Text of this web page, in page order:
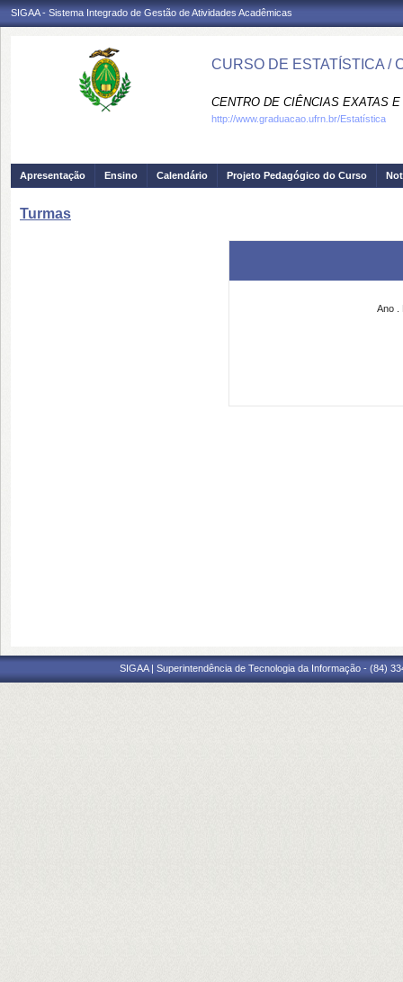
SIGAA - Sistema Integrado de Gestão de Atividades Acadêmicas
CURSO DE ESTATÍSTICA /
CENTRO DE CIÊNCIAS EXATAS
http://www.graduacao.ufrn.br/Estatística
Apresentação Ensino Calendário Projeto Pedagógico do Curso
Turmas
Ano
SIGAA | Superintendência de Tecnologia da Informação - (84)